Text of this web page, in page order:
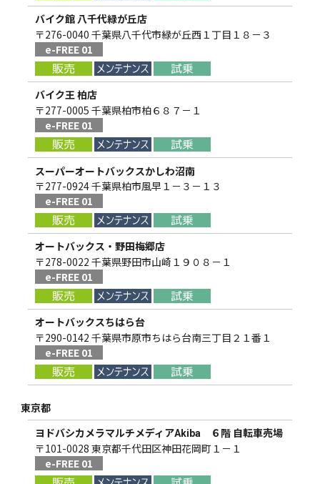
バイク館 八千代緑が丘店
〒276-0040 千葉県八千代市緑が丘西１丁目１８－３
e-FREE 01
バイク王 柏店
〒277-0005 千葉県柏市柏６８７－１
e-FREE 01
スーパーオートバックスかしわ沼南
〒277-0924 千葉県柏市風早１－３－１３
e-FREE 01
オートバックス・野田梅郷店
〒278-0022 千葉県野田市山崎１９０８－１
e-FREE 01
オートバックスちはら台
〒290-0142 千葉県市原市ちはら台南三丁目２１番１
e-FREE 01
東京都
ヨドバシカメラマルチメディアAkiba ６階 自転車売場
〒101-0028 東京都千代田区神田花岡町１－１
e-FREE 01